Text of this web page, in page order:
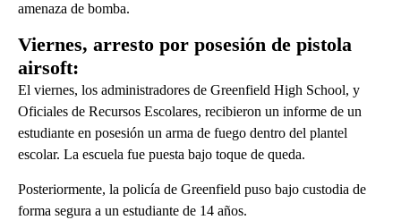
amenaza de bomba.
Viernes, arresto por posesión de pistola
airsoft:
El viernes, los administradores de Greenfield High School, y
Oficiales de Recursos Escolares, recibieron un informe de un
estudiante en posesión un arma de fuego dentro del plantel
escolar. La escuela fue puesta bajo toque de queda.
Posteriormente, la policía de Greenfield puso bajo custodia de
forma segura a un estudiante de 14 años.